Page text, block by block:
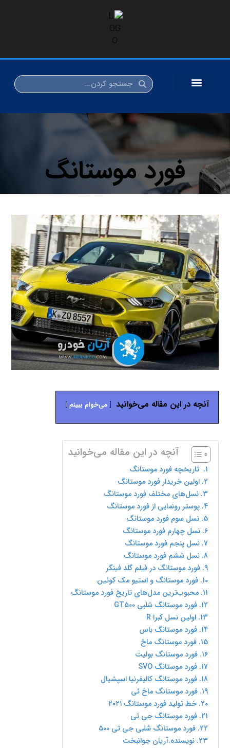
فورد موستانگ
آنچه در این مقاله می‌خوانید می‌خوام ببینم
آنچه در این مقاله می‌خوانید
تاریخچه فورد موستانگ
اولین خریدار فورد موستانگ
نسل‌های مختلف فورد موستانگ
پوستر رونمایی از فورد موستانگ
نسل سوم فورد موستانگ
نسل چهارم فورد موستانگ
نسل پنجم فورد موستانگ
نسل ششم فورد موستانگ
فورد موستانگ در فیلم گلد فینگر
فورد موستانگ و استیو مک کوئین
محبوب‌ترین مدل‌های تاریخ فورد موستانگ
فورد موستانگ شلبی GT۵۰۰
اولین نسل کبرا R
فورد موستانگ باس
فورد موستانگ ماخ
فورد موستانگ بولیت
فورد موستانگ SVO
فورد موستانگ کالیفرنیا اسپشیال
فورد موستانگ ماخ ئی
خط تولید فورد موستانگ ۲۰۲۱
فورد موستانگ جی تی
فورد موستانگ شلبی جی تی ۵۰۰
نویسنده.آریان جوانبخت